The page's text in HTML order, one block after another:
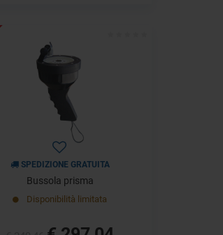
SPEDIZIONE GRATUITA
Bussola prisma
Disponibilità limitata